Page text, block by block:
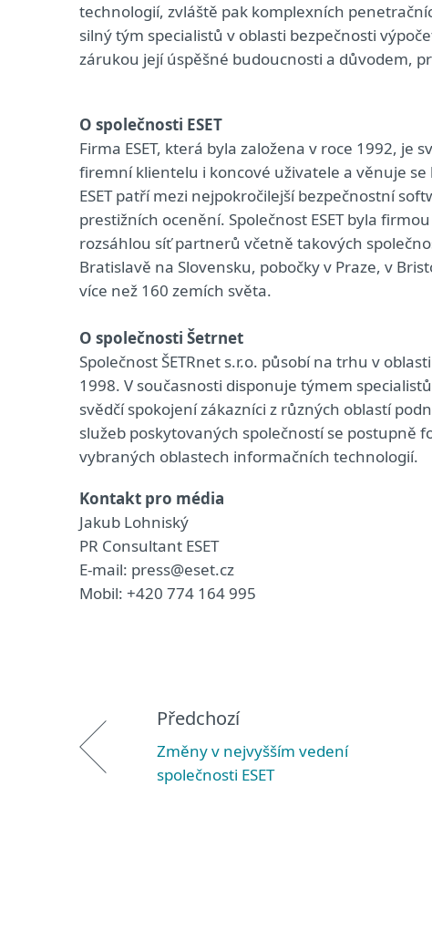
technologií, zvláště pak komplexních
silný tým specialistů v oblasti bezpečnosti
zárukou její úspěšné budoucnosti a důvodem,
O společnosti ESET
Firma ESET, která byla založena v roce 1992,
firemní klientelu i koncové uživatele a věnuje
ESET patří mezi nejpokročilejší bezpečnostní
prestižních ocenění. Společnost ESET byla
rozsáhlou síť partnerů včetně takových
Bratislavě na Slovensku, pobočky v Praze, v
více než 160 zemích světa.
O společnosti Šetrnet
Společnost ŠETRnet s.r.o. působí na trhu v
1998. V současnosti disponuje týmem
svědčí spokojení zákazníci z různých oblastí
služeb poskytovaných společností se postupně
vybraných oblastech informačních technologií.
Kontakt pro média
Jakub Lohniský
PR Consultant ESET
E-mail: press@eset.cz
Mobil: +420 774 164 995
Předchozí
Změny v nejvyšším vedení
společnosti ESET